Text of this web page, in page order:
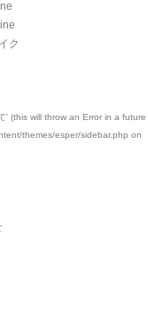
ク
' (this will throw an Error in a future
themes/esper/sidebar.php on